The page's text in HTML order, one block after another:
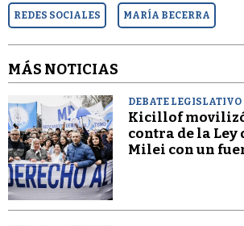
REDES SOCIALES MARÍA BECERRA
MÁS NOTICIAS
DEBATE LEGISLATIVO
Kicillof movilizó
contra de la Ley
Milei con un